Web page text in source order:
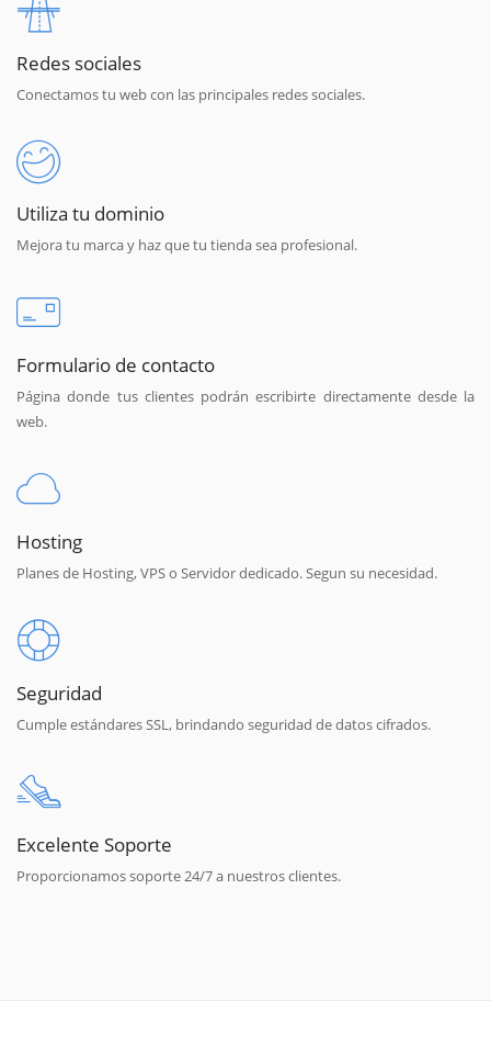
Redes sociales
Conectamos tu web con las principales redes sociales.
Utiliza tu dominio
Mejora tu marca y haz que tu tienda sea profesional.
Formulario de contacto
Página donde tus clientes podrán escribirte directamente desde la
web.
Hosting
Planes de Hosting, VPS o Servidor dedicado. Segun su necesidad.
Seguridad
Cumple estándares SSL, brindando seguridad de datos cifrados.
Excelente Soporte
Proporcionamos soporte 24/7 a nuestros clientes.